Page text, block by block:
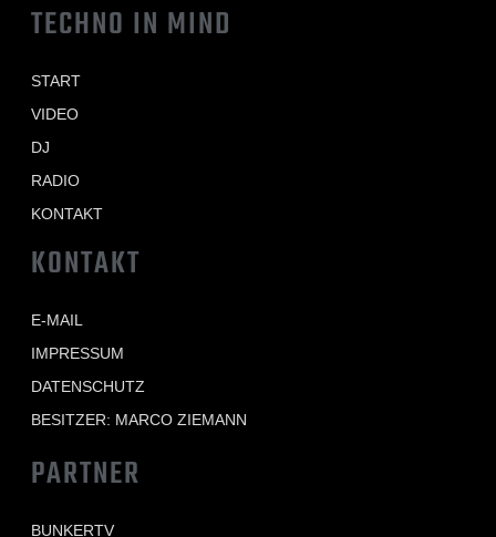
TECHNO IN MIND
START
VIDEO
DJ
RADIO
KONTAKT
KONTAKT
E-MAIL
IMPRESSUM
DATENSCHUTZ
BESITZER: MARCO ZIEMANN
PARTNER
BUNKERTV